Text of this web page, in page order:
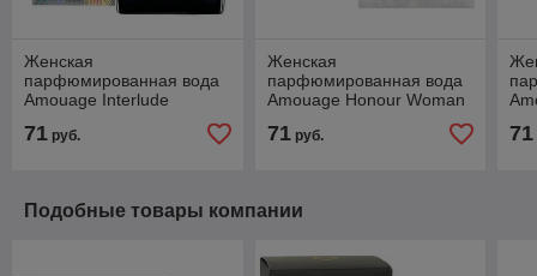
Женская
парфюмированная вода
Amouage Interlude
71 руб.
Женская
парфюмированная вода
Amouage Honour Woman
71руб. 71
Подобные товары компании